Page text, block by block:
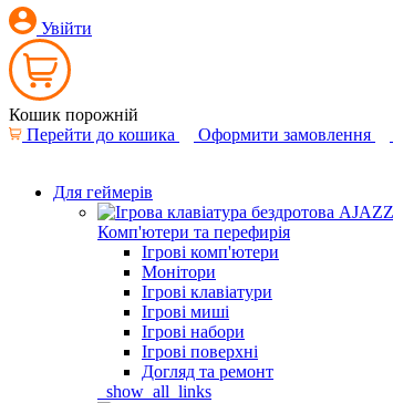
Увійти
Кошик порожній
Перейти до кошика
Оформити замовлення
Для геймерів
Комп'ютери та перефирія
Ігрові комп'ютери
Монітори
Ігрові клавіатури
Ігрові миші
Ігрові набори
Ігрові поверхні
Догляд та ремонт
_show_all_links